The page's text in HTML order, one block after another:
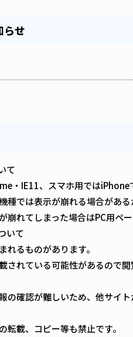
らせ
て
・IE11、スマホ用ではiPhone
種では表示が崩れる場合がある
崩れてしまった場合はPC用ペ
いて
れるものがあります。
されている可能性があるので閲
の確認が難しいため、他サイ
転載、コピー等も禁止です。